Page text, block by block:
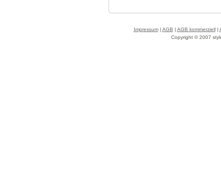
Impressum| AGB | AGB kommerziell|
Copyright © 2007